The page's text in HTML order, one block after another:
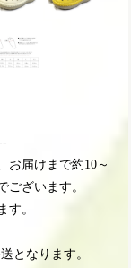
お届けまで約10～
ございます。
す。
となります。